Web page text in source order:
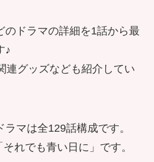
のドラマの詳細を1話から最
♪
連グッズなども紹介してい
マは全129話構成です。
れでも青い日に」です。